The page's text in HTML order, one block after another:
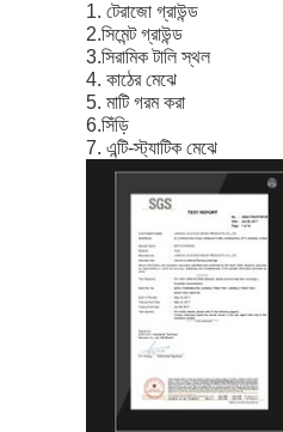
1. টেরাজো গ্রাউন্ড
2.সিমেন্ট গ্রাউন্ড
3.সিরামিক টালি স্থল
4. কাঠের মেঝে
5. মাটি গরম করা
6.সিঁড়ি
7. এন্টি-স্ট্যাটিক মেঝে